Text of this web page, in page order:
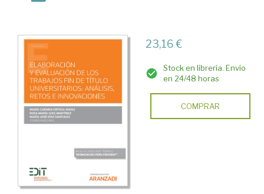
23,16 €
Stock en librería. Envío
en 24/48 horas
COMPRAR